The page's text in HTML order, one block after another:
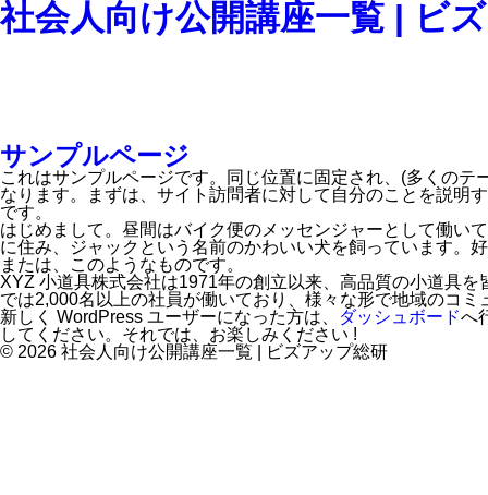
社会人向け公開講座一覧 | ビ
サンプルページ
これはサンプルページです。同じ位置に固定され、(多くの
なります。まずは、サイト訪問者に対して自分のことを説明
です。
はじめまして。昼間はバイク便のメッセンジャーとして働い
に住み、ジャックという名前のかわいい犬を飼っています。
または、このようなものです。
XYZ 小道具株式会社は1971年の創立以来、高品質の小道具
では2,000名以上の社員が働いており、様々な形で地域のコミ
新しく WordPress ユーザーになった方は、
ダッシュボードへ
してください。それでは、お楽しみください !
© 2026 社会人向け公開講座一覧 | ビズアップ総研